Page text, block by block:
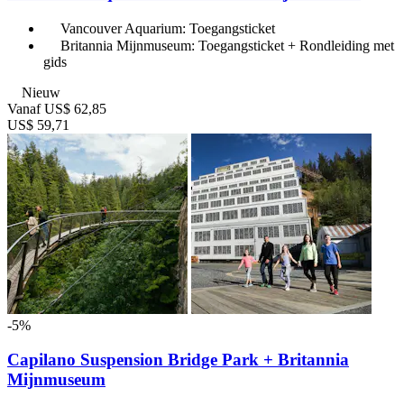
Vancouver Aquarium: Toegangsticket
Britannia Mijnmuseum: Toegangsticket + Rondleiding met
gids
Nieuw
Vanaf US$ 62,85
US$ 59,71
-5%
Capilano Suspension Bridge Park + Britannia
Mijnmuseum